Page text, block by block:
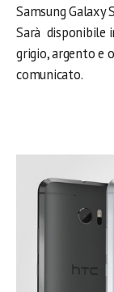
Samsung Galaxy
Sarà disponibile
grigio, argento e
comunicato.